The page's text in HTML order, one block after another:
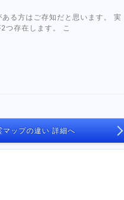
る方はご存知だと思います。 実
つ存在します。 こ
ップの違い 詳細へ